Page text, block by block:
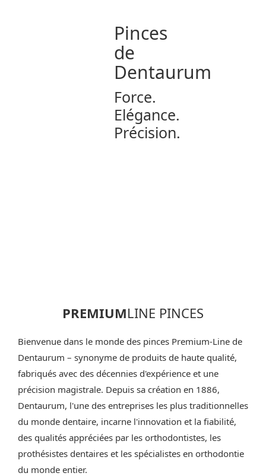
Pinces
de
Dentaurum
Force.
Elégance.
Précision.
PREMIUMLINE PINCES
Bienvenue dans le monde des pinces Premium-Line de
Dentaurum – synonyme de produits de haute qualité,
fabriqués avec des décennies d'expérience et une
précision magistrale. Depuis sa création en 1886,
Dentaurum, l'une des entreprises les plus traditionnelles
du monde dentaire, incarne l'innovation et la fiabilité,
des qualités appréciées par les orthodontistes, les
prothésistes dentaires et les spécialistes en orthodontie
du monde entier.